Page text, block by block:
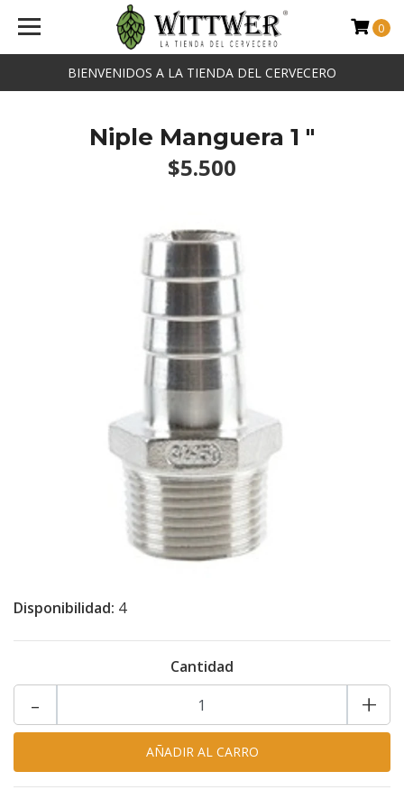
BIENVENIDOS A LA TIENDA DEL CERVECERO
0
Niple Manguera 1 "
$5.500
Disponibilidad: 4
Cantidad
- +